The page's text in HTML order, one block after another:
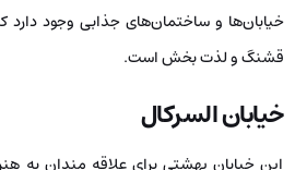
خیابان‌ها و ساختمان‌های جذابی وجود دارد
قشنگ و لذت بخش است.
خیابان السرکال